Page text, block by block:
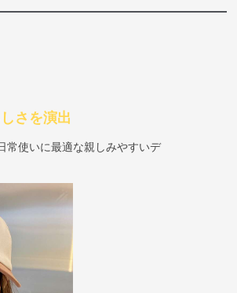
さを演出
常使いに最適な親しみやすいデ